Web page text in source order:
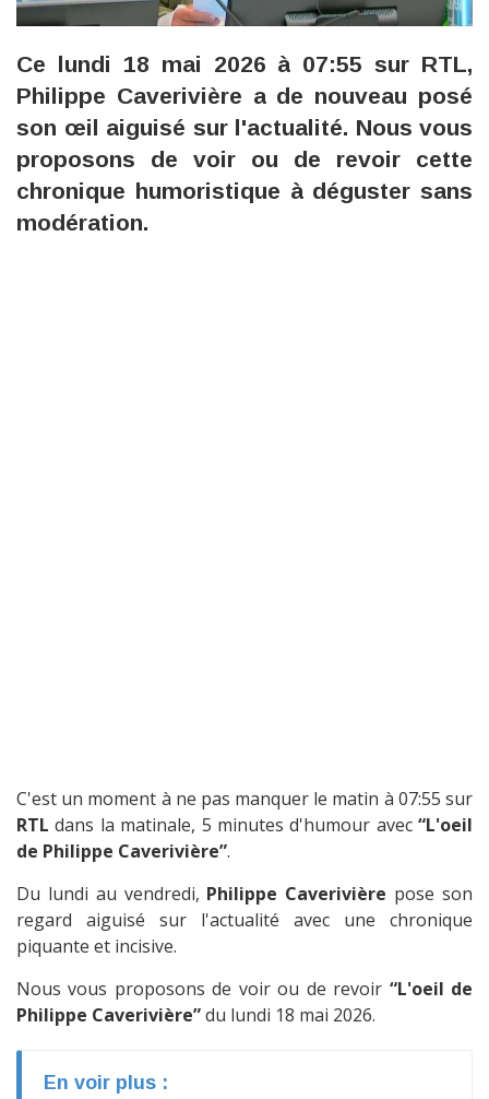
Ce lundi 18 mai 2026 à 07:55 sur RTL,
Philippe Caverivière a de nouveau posé
son œil aiguisé sur l'actualité. Nous vous
proposons de voir ou de revoir cette
chronique humoristique à déguster sans
modération.
C'est un moment à ne pas manquer le matin à 07:55 sur
RTL dans la matinale, 5 minutes d'humour avec “L'oeil
de Philippe Caverivière”.
Du lundi au vendredi, Philippe Caverivière pose son
regard aiguisé sur l'actualité avec une chronique
piquante et incisive.
Nous vous proposons de voir ou de revoir “L'oeil de
Philippe Caverivière”du lundi 18 mai 2026.
En voir plus :